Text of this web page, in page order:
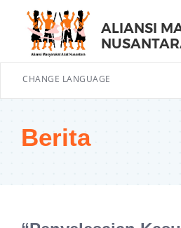
ALIANSI
CHANGE LANGUAGE
Berita